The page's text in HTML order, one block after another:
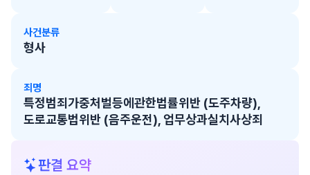
사건분류
형사
죄명
특정범죄가중처벌등에관한법률위반 (도주차량),
도로교통법위반 (음주운전), 업무상과실치사상죄
판결 요약